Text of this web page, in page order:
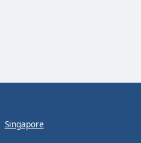
Singapore